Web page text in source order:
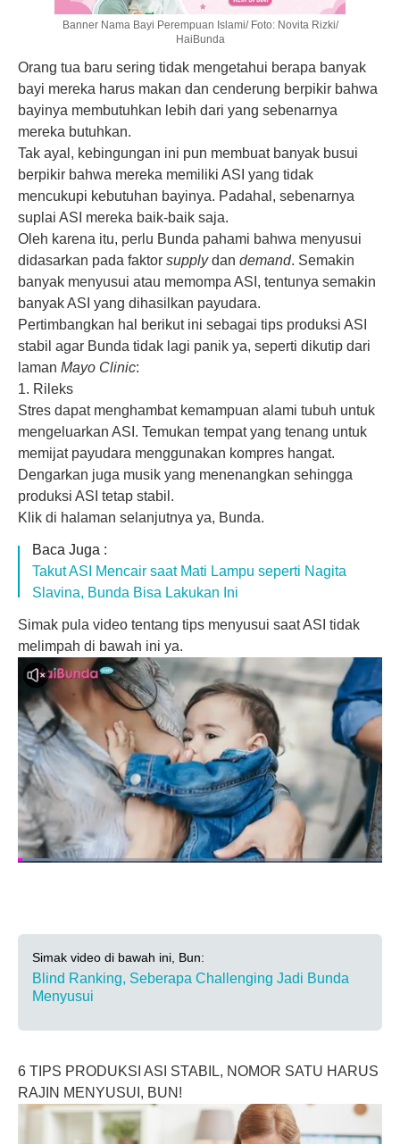
Banner Nama Bayi Perempuan Islami/ Foto: Novita Rizki/
HaiBunda
Orang tua baru sering tidak mengetahui berapa banyak
bayi mereka harus makan dan cenderung berpikir bahwa
bayinya membutuhkan lebih dari yang sebenarnya
mereka butuhkan.
Tak ayal, kebingungan ini pun membuat banyak busui
berpikir bahwa mereka memiliki ASI yang tidak
mencukupi kebutuhan bayinya. Padahal, sebenarnya
suplai ASI mereka baik-baik saja.
Oleh karena itu, perlu Bunda pahami bahwa menyusui
didasarkan pada faktor supplydan demand. Semakin
banyak menyusui atau memompa ASI, tentunya semakin
banyak ASI yang dihasilkan payudara.
Pertimbangkan hal berikut ini sebagai tips produksi ASI
stabil agar Bunda tidak lagi panik ya, seperti dikutip dari
laman Mayo Clinic:
1. Rileks
Stres dapat menghambat kemampuan alami tubuh untuk
mengeluarkan ASI. Temukan tempat yang tenang untuk
memijat payudara menggunakan kompres hangat.
Dengarkan juga musik yang menenangkan sehingga
produksi ASI tetap stabil.
Klik di halaman selanjutnya ya, Bunda.
Baca Juga :
Takut ASI Mencair saat Mati Lampu seperti Nagita
Slavina, Bunda Bisa Lakukan Ini
Simak pula video tentang tips menyusui saat ASI tidak
melimpah di bawah ini ya.
Simak video di bawah ini, Bun:
Blind Ranking, Seberapa Challenging Jadi Bunda
Menyusui
6 TIPS PRODUKSI ASI STABIL, NOMOR SATU HARUS
RAJIN MENYUSUI, BUN!